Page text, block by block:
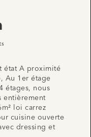
état A proximité
Au 1er étage
étages, nous
entièrement
loi carrez
cuisine ouverte
dressing et